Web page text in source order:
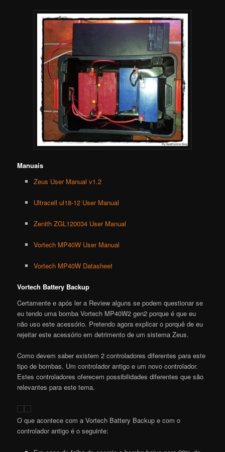
Manuais
Zeus User Manual v1.2
Ultracell ul18-12 User Manual
Zenith ZGL120034 User Manual
Vortech MP40W User Manual
Vortech MP40W Datasheet
Vortech Battery Backup
Certamente e após ler a Review alguns se podem questionar se
eu tendo uma bomba Vortech MP40W2 gen2 porque é que eu
não uso este acessório. Pretendo agora explicar o porquê de eu
rejeitar este acessório em detrimento de um sistema Zeus.
Como devem saber existem 2 controladores diferentes para este
tipo de bombas. Um controlador antigo e um novo controlador.
Estes controladores oferecem possibilidades diferentes que são
relevantes para este tema.
O que acontece com aVortech Battery Backup e com o
controlador antigo é o seguinte: